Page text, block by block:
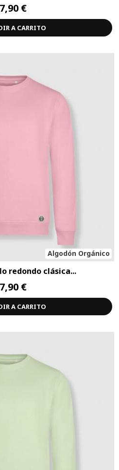
€
A CARRITO
Algodón Orgánico
redondo clásica...
€
A CARRITO